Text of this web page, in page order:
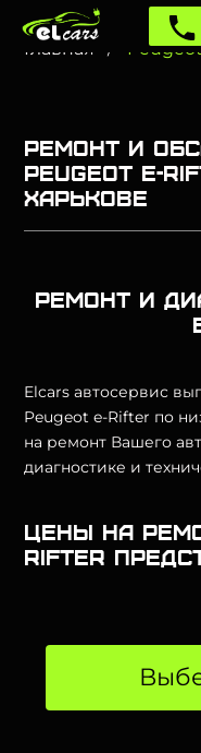
Главная
Ремонт и
Peugeot e-
Харькове
Ремонт и
Elcars автосервис
Peugeot e-Rifter по
на ремонт Вашего
диагностике и
Цены на
Rifter